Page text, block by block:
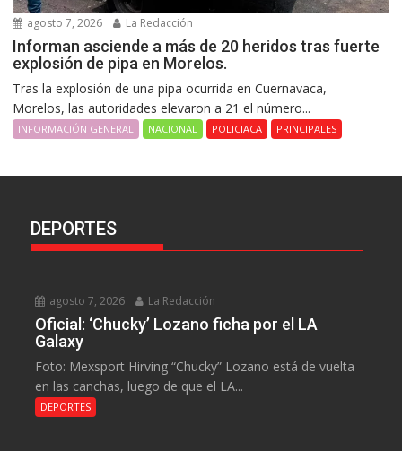
agosto 7, 2026 La Redacción
Informan asciende a más de 20 heridos tras fuerte
explosión de pipa en Morelos.
Tras la explosión de una pipa ocurrida en Cuernavaca,
Morelos, las autoridades elevaron a 21 el número...
INFORMACIÓN GENERAL NACIONAL POLICIACA PRINCIPALES
DEPORTES
agosto 7, 2026 La Redacción
Oficial: ‘Chucky’ Lozano ficha por el LA
Galaxy
Foto: Mexsport Hirving “Chucky” Lozano está de vuelta
en las canchas, luego de que el LA...
DEPORTES